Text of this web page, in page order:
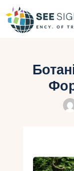
Гарячі
Типи Турів
Інфо